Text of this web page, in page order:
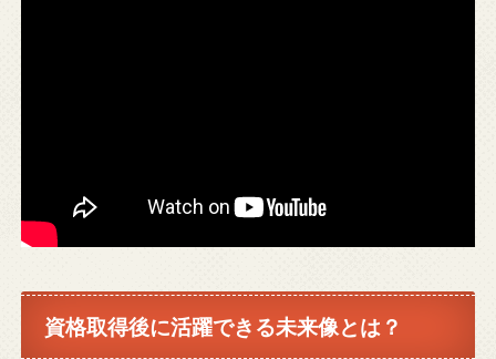
資格取得後に活躍できる未来像とは？